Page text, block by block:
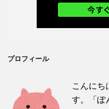
プロフィール
こんにち
す。「ぽ